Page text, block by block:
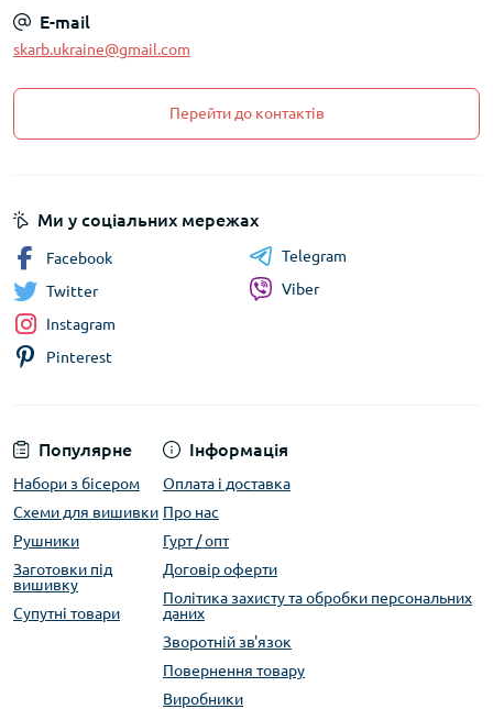
E-mail
skarb.ukraine@gmail.com
Перейти до контактів
Популярне
Набори з бісером
Схеми для вишивки
Рушники
Заготовки під
вишивку
Супутні товари
Інформація
Оплата і доставка
Про нас
Гурт / опт
Договір оферти
Політика захисту та обробки персональних
даних
Зворотній зв'язок
Повернення товару
Виробники
Ми у соціальних мережах
Facebook
Twitter
Instagram
Pinterest
Telegram
Viber